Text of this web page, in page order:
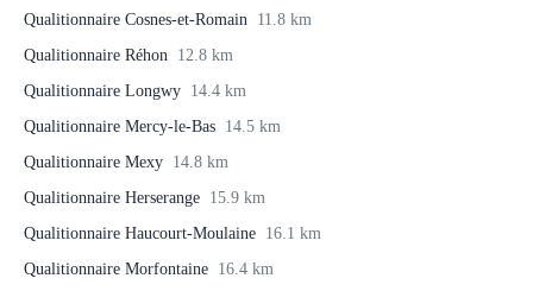
Qualitionnaire Cosnes-et-Romain 11.8 km
Qualitionnaire Réhon 12.8 km
Qualitionnaire Longwy 14.4 km
Qualitionnaire Mercy-le-Bas 14.5 km
Qualitionnaire Mexy 14.8 km
Qualitionnaire Herserange 15.9 km
Qualitionnaire Haucourt-Moulaine 16.1 km
Qualitionnaire Morfontaine 16.4 km